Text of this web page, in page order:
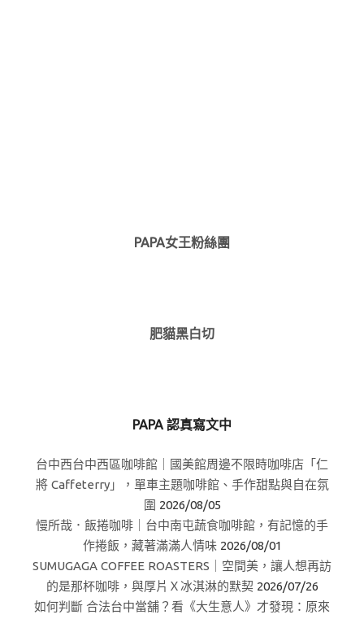
PAPA女王粉絲團
肥貓黑白切
PAPA 認真寫文中
台中西台中西區咖啡館｜國美館周邊不限時咖啡店「仁
將 Caffeterry」，單車主題咖啡館、手作甜點與自在氛
圍 2026/08/05
慢所哉．飯捲咖啡｜台中南屯蔬食咖啡館，有記憶的手
作捲飯，藏著滿滿人情味 2026/08/01
SUMUGAGA COFFEE ROASTERS｜空間美，讓人想再訪
的是那杯咖啡，與厚片Ｘ冰淇淋的默契 2026/07/26
如何判斷 合法台中當舖？看《大生意人》才發現：原來